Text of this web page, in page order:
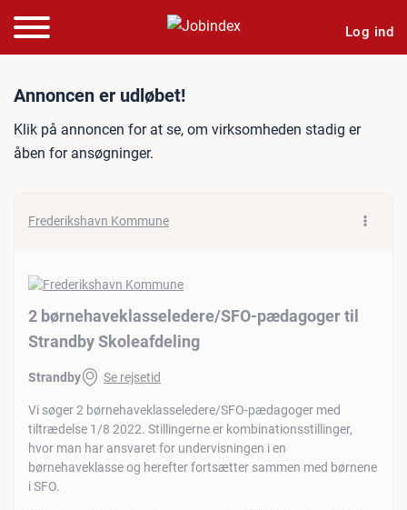
Log ind
Jobannonce: 2
Annoncen er udløbet!
Klik på annoncen for at se, om virksomheden stadig er
åben for ansøgninger.
Frederikshavn Kommune
2 børnehaveklasseledere/​SFO-pædagoger til
Strandby Skoleafdeling
Strandby Se rejsetid
Vi søger 2 børnehaveklasseledere/SFO-pædagoger med
tiltrædelse 1/8 2022. Stillingerne er kombinationsstillinger,
hvor man har ansvaret for undervisningen i en
børnehaveklasse og herefter fortsætter sammen med børnene
i SFO.